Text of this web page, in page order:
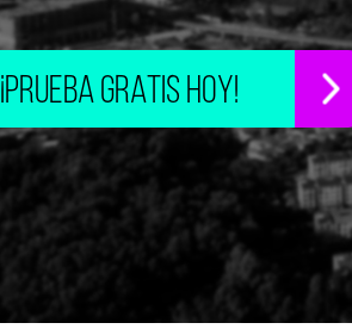
¡PRUEBA GRATIS HOY!